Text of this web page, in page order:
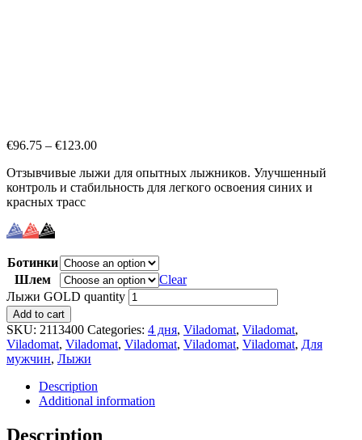
€96.75 – €123.00
Отзывчивые лыжи для опытных лыжников. Улучшенный
контроль и стабильность для легкого освоения синих и
красных трасс
Ботинки
Шлем
Clear
Лыжи GOLD quantity
Add to cart
SKU: 2113400 Categories: 4 дня, Viladomat, Viladomat,
Viladomat, Viladomat, Viladomat, Viladomat, Viladomat, Для
мужчин, Лыжи
Description
Additional information
Description